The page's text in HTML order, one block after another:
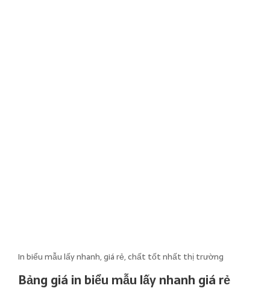
In biểu mẫu lấy nhanh, giá rẻ, chất tốt nhất thị trường
Bảng giá in biểu mẫu lấy nhanh giá rẻ